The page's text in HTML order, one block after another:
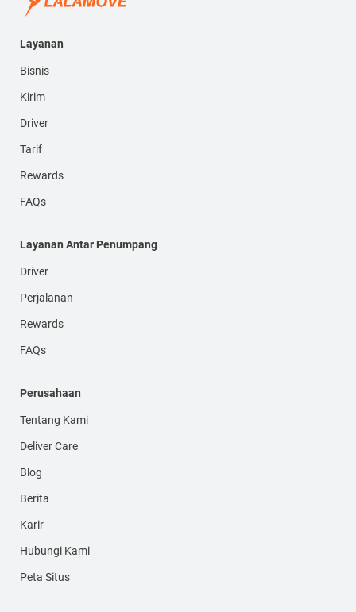
Layanan
Bisnis
Kirim
Driver
Tarif
Rewards
FAQs
Layanan Antar Penumpang
Driver
Perjalanan
Rewards
FAQs
Perusahaan
Tentang Kami
Deliver Care
Blog
Berita
Karir
Hubungi Kami
Peta Situs